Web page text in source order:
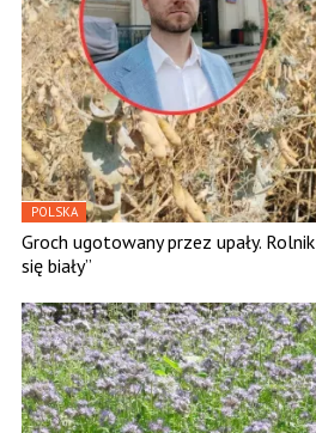
POLSKA
Groch ugotowany przez upały.
się biały”